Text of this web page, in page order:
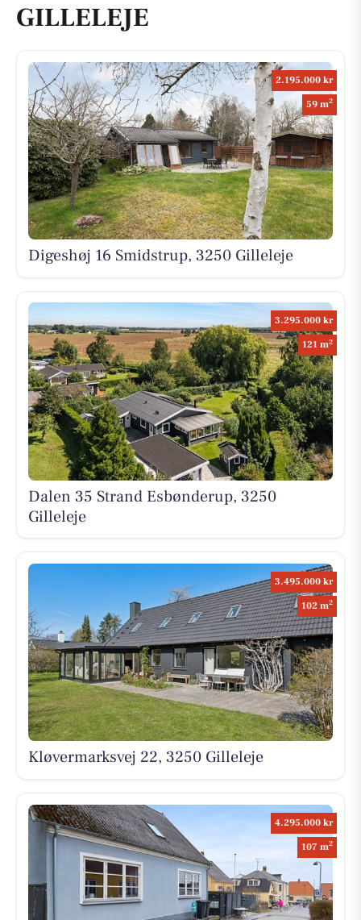
GILLELEJE
2.195.000 kr
59 m2
Digeshøj 16 Smidstrup, 3250 Gilleleje
3.295.000 kr
121 m2
Dalen 35 Strand Esbønderup, 3250
Gilleleje
3.495.000 kr
102 m2
Kløvermarksvej 22, 3250 Gilleleje
4.295.000 kr
107 m2